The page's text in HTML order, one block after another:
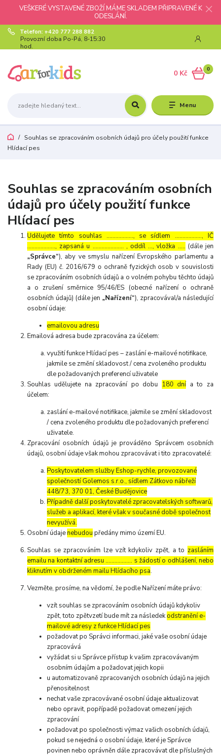
VEŠKERÉ VYSTAVENÉ ZBOŽÍ MÁME SKLADEM PŘIPRAVENÉ K
ODESLÁNÍ.
Menu
Telefon: +420 777 288 882
Provozní doba Po-Pá, 8-15:30
hod.
0
0 Kč
Souhlas se zpracováním osobních údajů pro účely použití funkce
Hlídací pes
Souhlas se zpracováním osobních
údajů pro účely použití funkce
Hlídací pes
Udělujete tímto souhlas ……………..., se sídlem ………………, IČ
………………., zapsaná u ………………… , oddíl …, vložka ….. (dále jen
„Správce“), aby ve smyslu nařízení Evropského parlamentu a
Rady (EU) č. 2016/679 o ochraně fyzických osob v souvislosti
se zpracováním osobních údajů a o volném pohybu těchto údajů
a o zrušení směrnice 95/46/ES (obecné nařízení o ochraně
osobních údajů) (dále jen „Nařízení“), zpracovával/a následující
osobní údaje:
emailovou adresu
Emailová adresa bude zpracována za účelem:
využití funkce Hlídací pes – zaslání e-mailové notifikace,
jakmile se změní skladovost / cena zvoleného produktu
dle požadovaných preferencí uživatele
Souhlas udělujete na zpracování po dobu 180 dnía to za
účelem:
zaslání e-mailové notifikace, jakmile se změní skladovost
/ cena zvoleného produktu dle požadovaných preferencí
uživatele.
Zpracování osobních údajů je prováděno Správcem osobních
údajů, osobní údaje však mohou zpracovávat i tito zpracovatelé:
Poskytovatelem služby Eshop-rychle, provozované
společností Golemos s.r.o., sídlem Zátkovo nábřeží
448/73, 370 01, České Budějovice
Případně další poskytovatelé zpracovatelských softwarů,
služeb a aplikací, které však v současné době společnost
nevyužívá.
Osobní údajenebudou předány mimo území EU.
Souhlas se zpracováním lze vzít kdykoliv zpět, a to zasláním
emailu na kontaktní adresu ..……………. s žádostí o odhlášení, nebo
kliknutím v obdrženém mailu Hlídacího psa.
Vezměte, prosíme, na vědomí, že podle Nařízení máte právo:
vzít souhlas se zpracováním osobních údajů kdykoliv
zpět, toto zpětvzetí bude mít za následekodstranění e-
mailové adresy z funkce Hlídací pes
požadovat po Správci informaci, jaké vaše osobní údaje
zpracovává
vyžádat si u Správce přístup k vašim zpracovávaným
osobním údajům a požadovat jejich kopii
u automatizovaně zpracovaných osobních údajů na jejich
přenositelnost
nechat vaše zpracovávané osobní údaje aktualizovat
nebo opravit, popřípadě požadovat omezení jejich
zpracování
požadovat po společnosti výmaz vašich osobních údajů,
pokud se nejedná o osobní údaje, které je Správce
povinen nebo oprávněn dále zpracovávat dle příslušných